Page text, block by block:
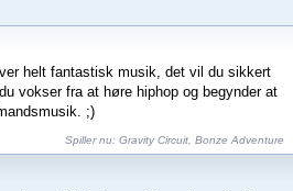
helt fantastisk musik, det vil du sikkert
vokser fra at høre hiphop og begynder at
;)
Spiller nu: Gravity Circuit Bonze Adventure